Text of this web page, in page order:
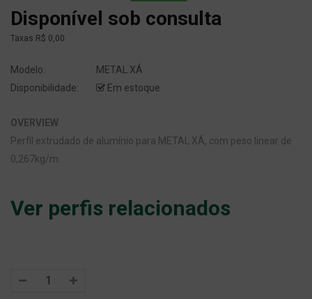
Disponível sob consulta
Taxas R$ 0,00
Modelo:
METAL XÁ
Disponibilidade:
Em estoque
OVERVIEW
Perfil extrudado de alumínio para METAL XÁ, com peso linear de
0,267kg/m.
Ver perfis relacionados